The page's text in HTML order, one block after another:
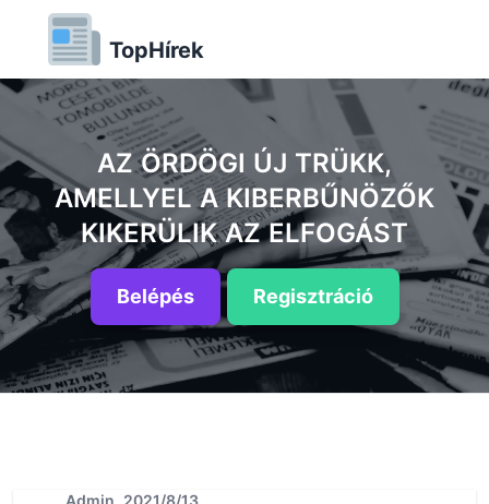
TopHírek
AZ ÖRDÖGI ÚJ TRÜKK,
AMELLYEL A KIBERBŰNÖZŐK
KIKERÜLIK AZ ELFOGÁST
Belépés Regisztráció
Admin, 2021/8/13